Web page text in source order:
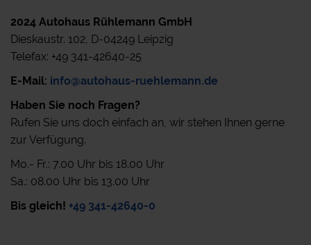
2024 Autohaus Rühlemann GmbH
Dieskaustr. 102, D-04249 Leipzig
Telefax: +49 341-42640-25
E-Mail: info@autohaus-ruehlemann.de
Haben Sie noch Fragen?
Rufen Sie uns doch einfach an, wir stehen Ihnen gerne
zur Verfügung.
Mo.- Fr.: 7.00 Uhr bis 18.00 Uhr
Sa.: 08.00 Uhr bis 13.00 Uhr
Bis gleich! +49 341-42640-0